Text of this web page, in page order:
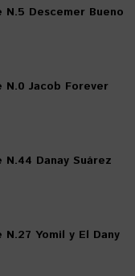
N.5 Descemer Bueno
N.0 Jacob Forever
N.44 Danay Suárez
N.27 Yomil y El Dany